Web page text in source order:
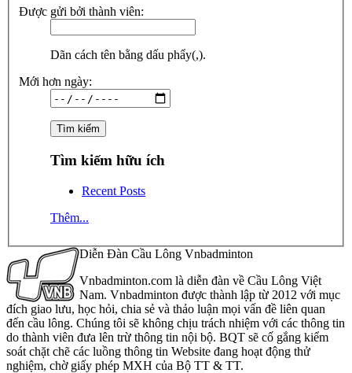
Được gửi bởi thành viên:
Dãn cách tên bằng dấu phẩy(,).
Mới hơn ngày:
Tìm kiếm hữu ích
Recent Posts
Thêm...
Diễn Đàn Cầu Lông Vnbadminton
Vnbadminton.com là diễn đàn về Cầu Lông Việt
Nam. Vnbadminton được thành lập từ 2012 với mục
đích giao lưu, học hỏi, chia sẻ và thảo luận mọi vấn đề liên quan
đến cầu lông. Chúng tôi sẽ không chịu trách nhiệm với các thông tin
do thành viên đưa lên trừ thông tin nội bộ. BQT sẽ cố gắng kiểm
soát chặt chẽ các luồng thông tin Website đang hoạt động thử
nghiệm, chờ giấy phép MXH của Bộ TT & TT.